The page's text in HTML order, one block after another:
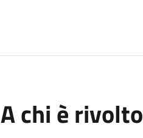
A chi è rivolto